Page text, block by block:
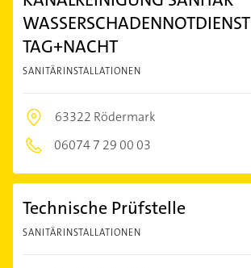
WASSERSCHADENNOTDIENST
TAG+NACHT
SANITÄRINSTALLATIONEN
63322 Rödermark
06074 7 29 00 03
Technische Prüfstelle
SANITÄRINSTALLATIONEN